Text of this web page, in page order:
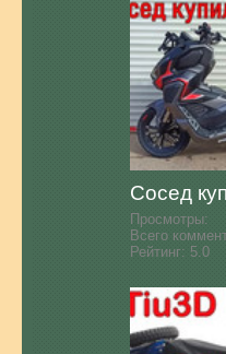
Сосед
Просмотры:
Всего
Рейтинг: 5.0